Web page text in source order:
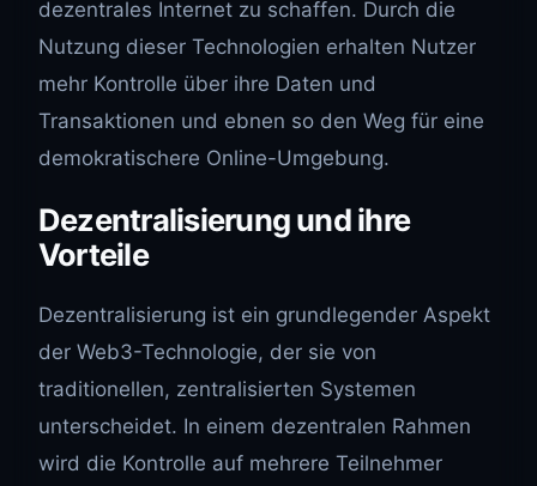
dezentrales Internet zu schaffen. Durch die
Nutzung dieser Technologien erhalten Nutzer
mehr Kontrolle über ihre Daten und
Transaktionen und ebnen so den Weg für eine
demokratischere Online-Umgebung.
Dezentralisierung und ihre
Vorteile
Dezentralisierung ist ein grundlegender Aspekt
der Web3-Technologie, der sie von
traditionellen, zentralisierten Systemen
unterscheidet. In einem dezentralen Rahmen
wird die Kontrolle auf mehrere Teilnehmer